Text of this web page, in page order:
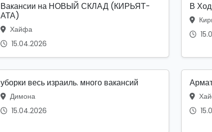
Вакансии на НОВЫЙ СКЛАД (КИРЬЯТ-
АТА)
Хайфа
15.04.2026
В
уборки весь израиль. много вакансий
Димона
15.04.2026